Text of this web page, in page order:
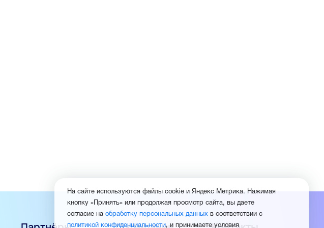
На сайте используются файлы cookie и Яндекс Метрика. Нажимая
кнопку «Принять» или продолжая просмотр сайта, вы даете
согласие на обработку персональных данных в соответствии с
политикой конфиденциальности, и принимаете условия